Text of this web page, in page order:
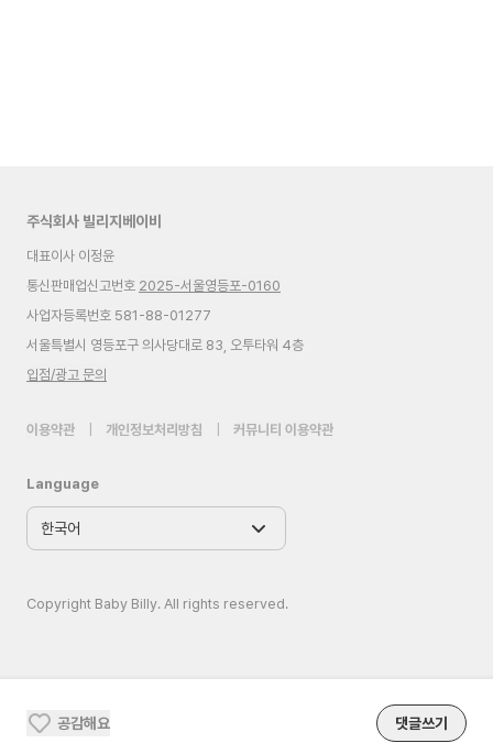
공감해요 댓글쓰기
주식회사 빌리지베이비
대표이사 이정윤
통신판매업신고번호 2025-서울영등포-0160
사업자등록번호 581-88-01277
서울특별시 영등포구 의사당대로 83, 오투타워 4층
입점/광고 문의
이용약관 개인정보처리방침 커뮤니티 이용약관
Language
Copyright Baby Billy. All rights reserved.